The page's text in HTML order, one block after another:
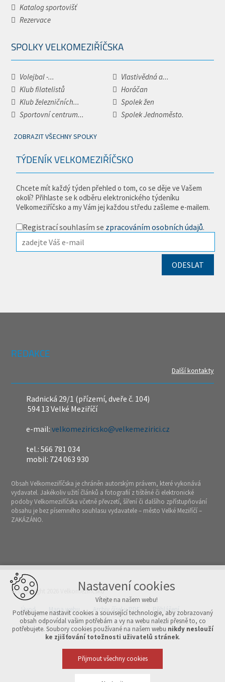
Katalog sportovišť
Rezervace
SPOLKY VELKOMEZIŘÍČSKA
Volejbal -...
Vlastivědná a...
Klub filatelistů
Horáčan
Klub železničních...
Spolek žen
Sportovní centrum...
Spolek Jednoměsto.
ZOBRAZIT VŠECHNY SPOLKY
TÝDENÍK VELKOMEZIŘÍČSKO
Chcete mít každý týden přehled o tom, co se děje ve Vašem
okolí? Přihlaste se k odběru elektronického týdeníku
Velkomeziříčsko a my Vám jej každou středu zašleme e-mailem.
Registrací souhlasím se zpracováním osobních údajů.
REDAKCE
Další kontakty
Radnická 29/1 (přízemí, dveře č. 104)
594 13 Velké Meziříčí
e-mail:velkomeziricsko@velkemezirici.cz
tel.: 566 781 034
mobil: 724 063 930
Obsah Velkomeziříčska je chráněn autorským právem, které vykonává
vydavatel. Jakékoliv užití článků a fotografií z tištěné či elektronické
podoby Velkomeziříčska včetně převzetí, šíření či dalšího zpřístupňování
obsahu je bez písemného souhlasu vydavatele – město Velké Meziříčí –
ZAKÁZÁNO.
© Copyright 2026 Velkomeziříčsko
Úvod Mapa webu Archiv čísel v PDF Přihlášení
Vytvořeno v xart.cz
Nastavení cookies
Vítejte na našem webu!
Potřebujeme nastavit cookies a související technologie, aby zobrazovaný
obsah odpovídal vašim potřebám a vy na webu nalezli přesně to, co
potřebujete. Soubory cookies používané na našem webu nikdy neslouží
ke zjišťování totožnosti uživatelů stránek.
Přijmout všechny cookies